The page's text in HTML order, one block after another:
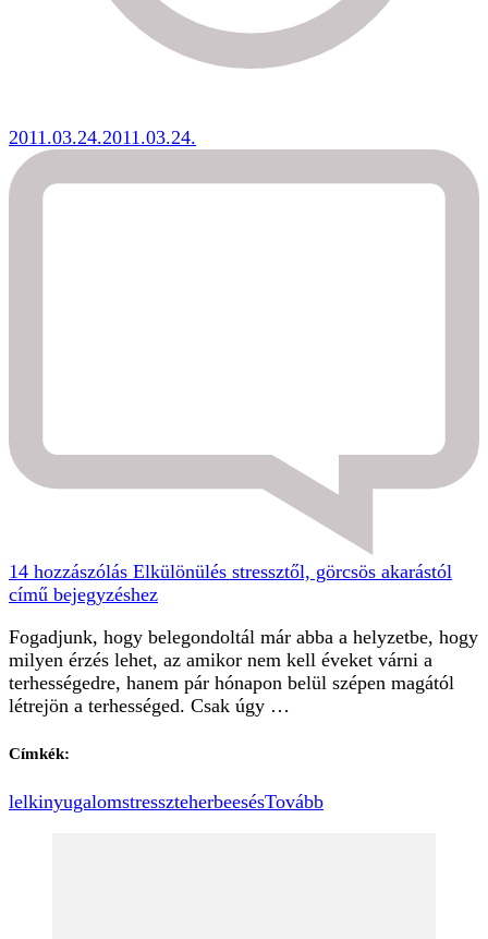
2011.03.24.2011.03.24.
14 hozzászólás Elkülönülés stressztől, görcsös akarástól
című bejegyzéshez
Fogadjunk, hogy belegondoltál már abba a helyzetbe, hogy
milyen érzés lehet, az amikor nem kell éveket várni a
terhességedre, hanem pár hónapon belül szépen magától
létrejön a terhességed. Csak úgy …
Címkék:
lelkinyugalomstresszteherbeesésTovább